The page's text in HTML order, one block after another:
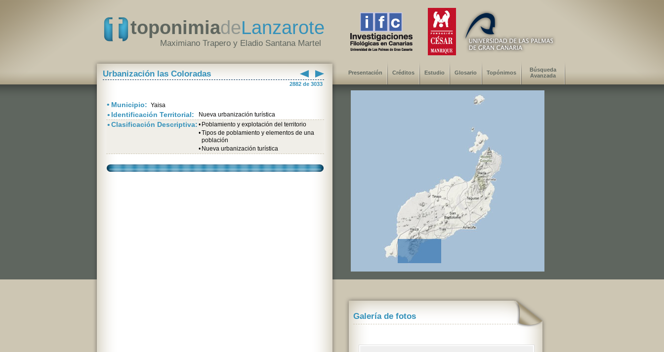
toponimiadeLanzarote
Maximiano Trapero y Eladio Santana Martel
Urbanización las Coloradas
2882 de 3033
• Municipio: Yaisa
• Identificación Territorial: Nueva urbanización turística
•Clasificación Descriptiva: • Poblamiento y explotación del territorio
•Tipos de poblamiento y elementos de una
población
• Nueva urbanización turística
Presentación Créditos Estudio Glosario Topónimos
Búsqueda
Avanzada
Galería de fotos